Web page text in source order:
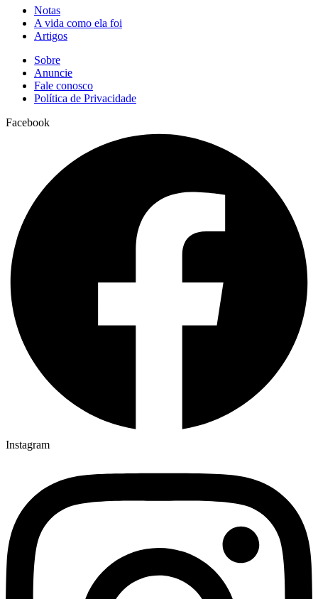
Notas
A vida como ela foi
Artigos
Sobre
Anuncie
Fale conosco
Política de Privacidade
Facebook
Instagram